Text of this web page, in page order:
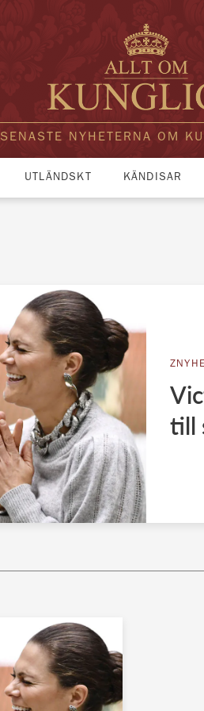
SENASTE NYHETERNA OM
UTLÄNDSKT KÄNDISAR
till